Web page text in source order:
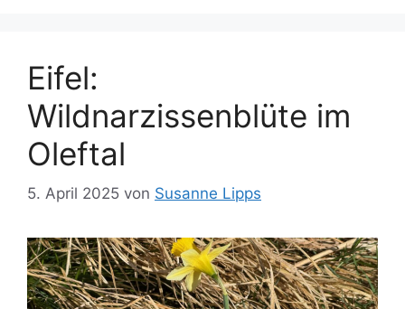
Eifel:
Wildnarzissenblüte im
Oleftal
5. April 2025 von Susanne Lipps